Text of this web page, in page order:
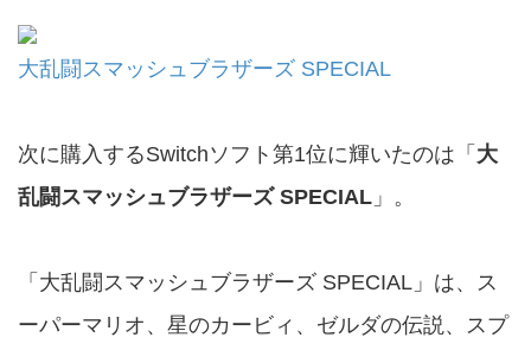
大乱闘スマッシュブラザーズ SPECIAL
次に購入するSwitchソフト第1位に輝いたのは「 大
乱闘スマッシュブラザーズ SPECIAL 」。
「大乱闘スマッシュブラザーズ SPECIAL」は、ス
ーパーマリオ、星のカービィ、ゼルダの伝説、スプ